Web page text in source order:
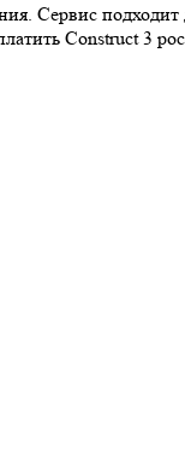
Сервис подходит
Construct 3